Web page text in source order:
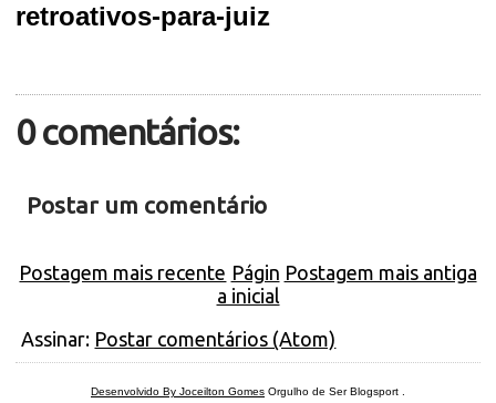
retroativos-para-juiz
0 comentários:
Postar um comentário
Postagem mais recente Postagem mais antiga
Págin
a inicial
Assinar: Postar comentários (Atom)
Desenvolvido By Joceilton Gomes Orgulho de Ser Blogsport .